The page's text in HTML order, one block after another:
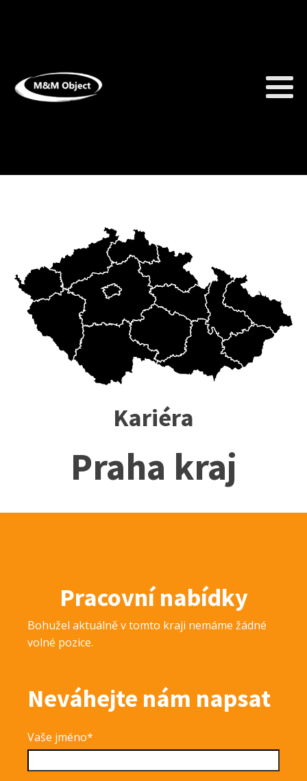
Kariéra
Praha kraj
Pracovní nabídky
Bohužel aktuálně v tomto kraji nemáme žádné
volné pozice.
Neváhejte nám napsat
Vaše jméno*